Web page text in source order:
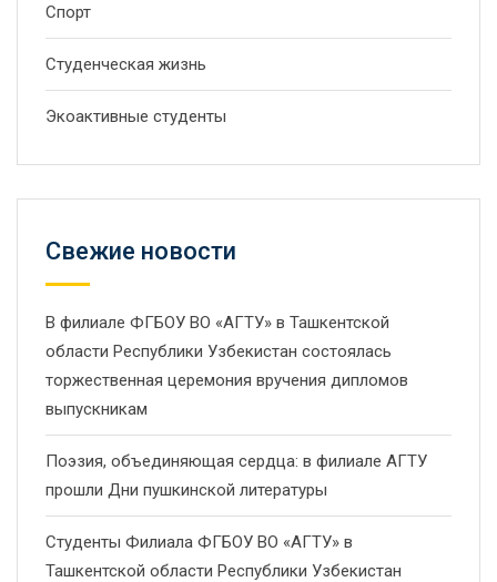
Спорт
Студенческая жизнь
Экоактивные студенты
Свежие новости
В филиале ФГБОУ ВО «АГТУ» в Ташкентской
области Республики Узбекистан состоялась
торжественная церемония вручения дипломов
выпускникам
Поэзия, объединяющая сердца: в филиале АГТУ
прошли Дни пушкинской литературы
Студенты Филиала ФГБОУ ВО «АГТУ» в
Ташкентской области Республики Узбекистан